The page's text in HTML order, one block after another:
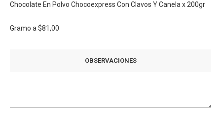
Chocolate En Polvo Chocoexpress Con Clavos Y Canela x 200gr
Gramo a $81,00
OBSERVACIONES